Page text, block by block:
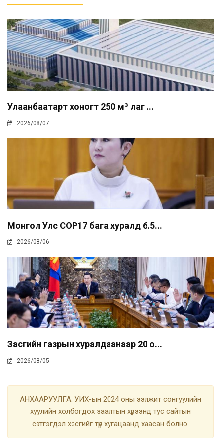
Улаанбаатарт хоногт 250 м³ лаг ...
2026/08/07
Монгол Улс COP17 бага хуралд 6.5...
2026/08/06
Засгийн газрын хуралдаанаар 20 о...
2026/08/05
АНХААРУУЛГА: УИХ-ын 2024 оны ээлжит сонгуулийн
хуулийн холбогдох заалтын хүрээнд тус сайтын
сэтгэгдэл хэсгийг түр хугацаанд хаасан болно.